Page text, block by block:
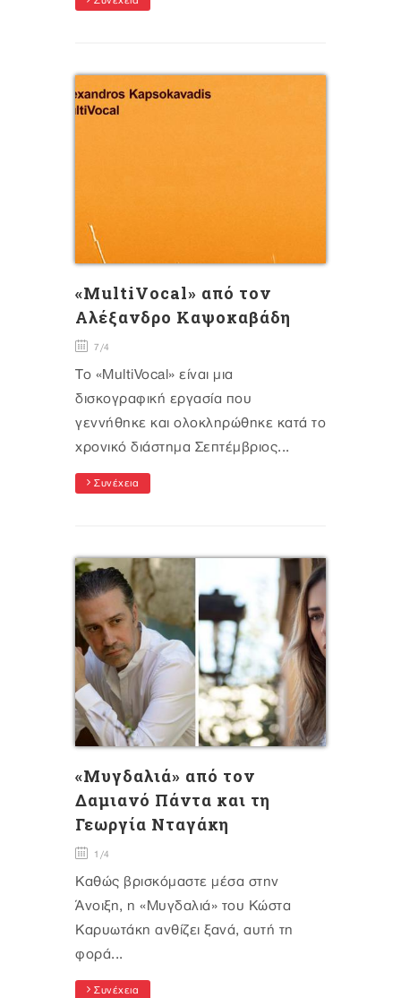
«MultiVocal» από τον
Αλέξανδρο Καψοκαβάδη
7/4
Το «MultiVocal» είναι μια
δισκογραφική εργασία που
γεννήθηκε και ολοκληρώθηκε κατά τo
χρονικό διάστημα Σεπτέμβριος...
Συνέχεια
«Μυγδαλιά» από τον
Δαμιανό Πάντα και τη
Γεωργία Νταγάκη
1/4
Καθώς βρισκόμαστε μέσα στην
Άνοιξη, η «Μυγδαλιά» του Κώστα
Καρυωτάκη ανθίζει ξανά, αυτή τη
φορά...
Συνέχεια